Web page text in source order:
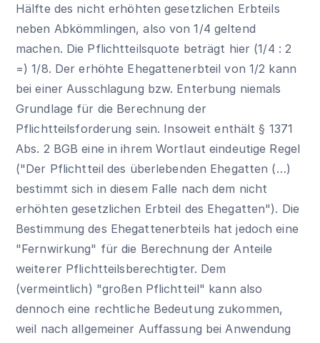
Hälfte des nicht erhöhten gesetzlichen Erbteils
neben Abkömmlingen, also von 1/4 geltend
machen. Die Pflichtteilsquote beträgt hier (1/4 : 2
=) 1/8. Der erhöhte Ehegattenerbteil von 1/2 kann
bei einer Ausschlagung bzw. Enterbung niemals
Grundlage für die Berechnung der
Pflichtteilsforderung sein. Insoweit enthält§ 1371
Abs. 2 BGB eine in ihrem Wortlaut eindeutige Regel
("Der Pflichtteil des überlebenden Ehegatten (…)
bestimmt sich in diesem Falle nach dem nicht
erhöhten gesetzlichen Erbteil des Ehegatten"). Die
Bestimmung des Ehegattenerbteils hat jedoch eine
"Fernwirkung" für die Berechnung der Anteile
weiterer Pflichtteilsberechtigter. Dem
(vermeintlich) "großen Pflichtteil" kann also
dennoch eine rechtliche Bedeutung zukommen,
weil nach allgemeiner Auffassung bei Anwendung